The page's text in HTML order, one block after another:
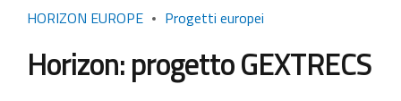
HORIZON EUROPE Progetti europei
Horizon: progetto GEXTRECS